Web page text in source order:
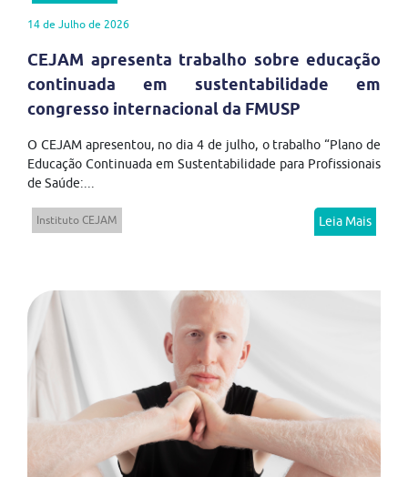
14 de Julho de 2026
CEJAM apresenta trabalho sobre educação
continuada em sustentabilidade em
congresso internacional da FMUSP
O CEJAM apresentou, no dia 4 de julho, o trabalho “Plano de
Educação Continuada em Sustentabilidade para Profissionais
de Saúde:...
Instituto CEJAM Leia Mais